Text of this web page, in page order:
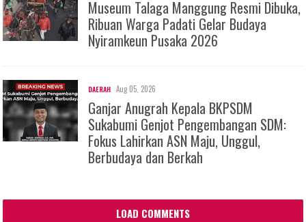
Museum Talaga Manggung Resmi Dibuka,
Ribuan Warga Padati Gelar Budaya
Nyiramkeun Pusaka 2026
DAERAH Aug 05, 2026
Ganjar Anugrah Kepala BKPSDM
Sukabumi Genjot Pengembangan SDM:
Fokus Lahirkan ASN Maju, Unggul,
Berbudaya dan Berkah
LOAD COMMENTS